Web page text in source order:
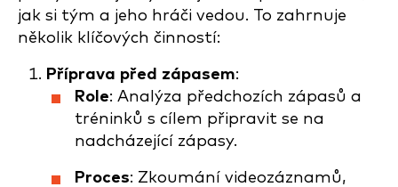
jak si tým a jeho hráči vedou. To zahrnuje
několik klíčových činností:
Příprava před zápasem:
Role: Analýza předchozích zápasů a
tréninků s cílem připravit se na
nadcházející zápasy.
Proces: Zkoumání videozáznamů,